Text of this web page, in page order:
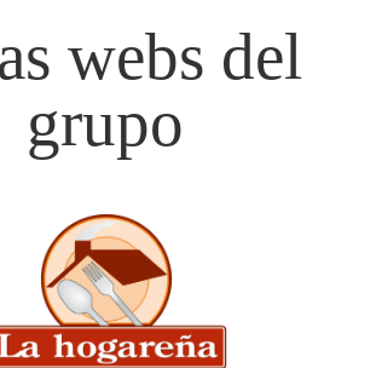
webs del
grupo